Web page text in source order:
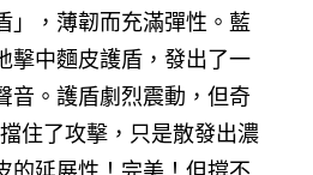
」，薄韌而充滿彈性。藍
擊中麵皮護盾，發出了一
音。護盾劇烈震動，但奇
擋住了攻擊，只是散發出濃